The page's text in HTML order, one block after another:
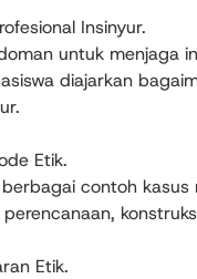
Insinyur.
untuk menjaga
diajarkan
Etik.
contoh
Etik.